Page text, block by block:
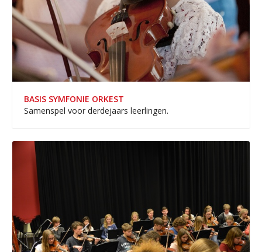
BASIS SYMFONIE ORKEST
Samenspel voor derdejaars leerlingen.